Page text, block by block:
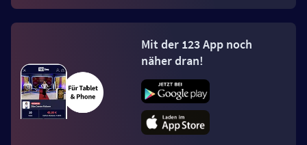
Mit der 123 App noch
näher dran!